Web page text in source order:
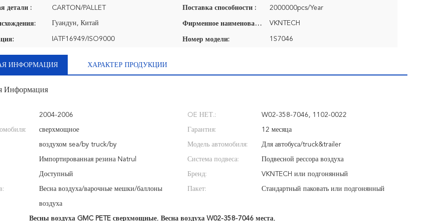
детали : CARTON/PALLET Поставка способности : 2000000pcs/Year
Гуандун, Китай Фирменное наименование: VKNTECH
IATF16949/ISO9000 Номер модели: 1S7046
ИНФОРМАЦИЯ ХАРАКТЕР ПРОДУКЦИИ
Информация
2004-2006 OE НЕТ.: W02-358-7046, 1102-0022
сверхмощное Гарантия: 12 месяца
воздухом sea/by truck/by Модель автомобиля: Для автобуса/truck&trailer
Импортированная резина Natrul Система подвеса: Подвесной рессора воздуха
Доступный Бренд: VKNTECH или подгонянный
Весна воздуха/варочные мешки/баллоны
воздуха
Пакет: Стандартный паковать или подгонянный
Весны воздуха GMC PETE сверхмощные, Весна воздуха W02-358-7046 места,